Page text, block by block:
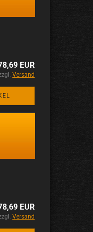
EUR
Versand
EUR
Versand